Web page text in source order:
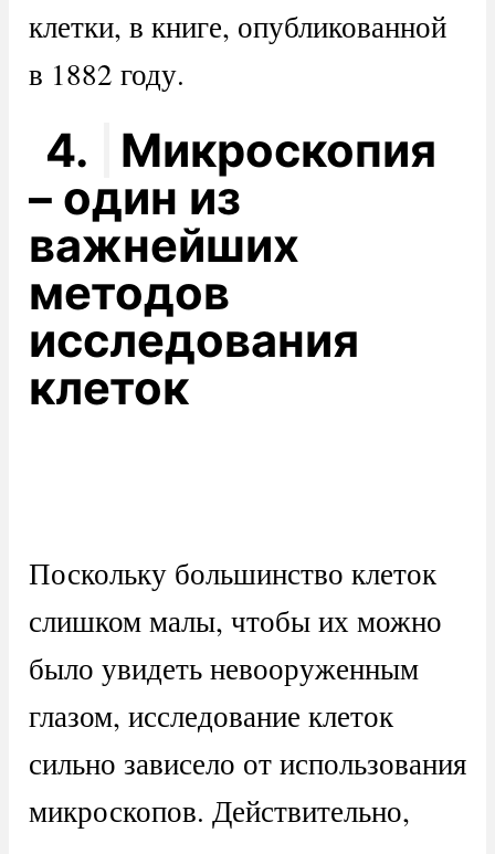
клетки, в книге, опубликованной
в 1882 году.
4.
Микроскопия
– один из
важнейших
методов
исследования
клеток
Поскольку большинство клеток
слишком малы, чтобы их можно
было увидеть невооруженным
глазом, исследование клеток
сильно зависело от использования
микроскопов. Действительно,